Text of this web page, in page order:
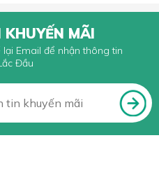
MÃI
lại Email để nhận thông tin
Đầu